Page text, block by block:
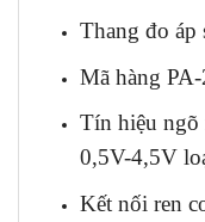
Thang đo áp
Mã hàng
Tín hiệu ngõ
0,5V-4,5V
Kết nối ren